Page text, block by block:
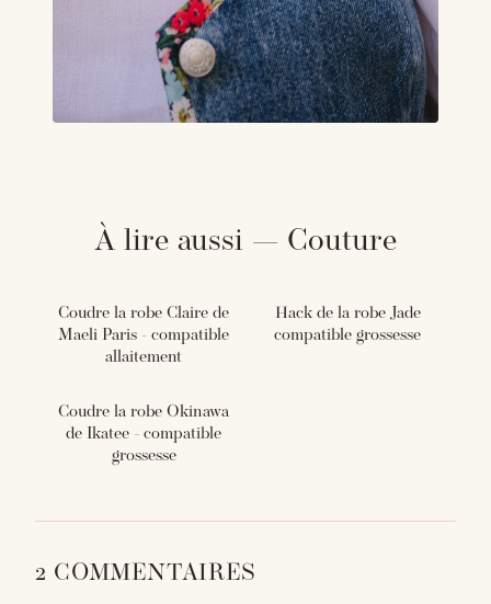
À lire aussi — Couture
Coudre la robe Claire de
Maeli Paris - compatible
allaitement
Hack de la robe Jade
compatible grossesse
Coudre la robe Okinawa
de Ikatee - compatible
grossesse
2 COMMENTAIRES